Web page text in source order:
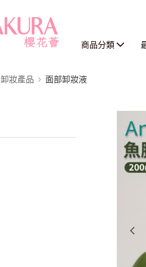
商品分類
卸妝產品 面部卸妝液